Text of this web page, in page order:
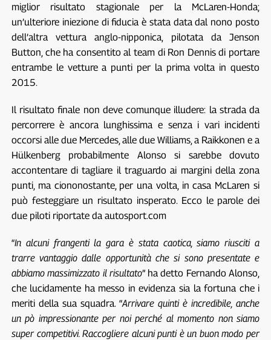
miglior risultato stagionale per la McLaren-Honda;
un’ulteriore iniezione di fiducia è stata data dal nono posto
dell’altra vettura anglo-nipponica, pilotata da Jenson
Button, che ha consentito al team di Ron Dennis di portare
entrambe le vetture a punti per la prima volta in questo
2015.
Il risultato finale non deve comunque illudere: la strada da
percorrere è ancora lunghissima e senza i vari incidenti
occorsi alle due Mercedes, alle due Williams, a Raikkonen e a
Hülkenberg probabilmente Alonso si sarebbe dovuto
accontentare di tagliare il traguardo ai margini della zona
punti, ma ciononostante, per una volta, in casa McLaren si
può festeggiare un risultato insperato. Ecco le parole dei
due piloti riportate da autosport.com
“In alcuni frangenti la gara è stata caotica, siamo riusciti a
trarre vantaggio dalle opportunità che si sono presentate e
abbiamo massimizzato il risultato” ha detto Fernando Alonso,
che lucidamente ha messo in evidenza sia la fortuna che i
meriti della sua squadra. “Arrivare quinti è incredibile, anche
un pò impressionante per noi perché al momento non siamo
super competitivi. Raccogliere alcuni punti è un buon modo per